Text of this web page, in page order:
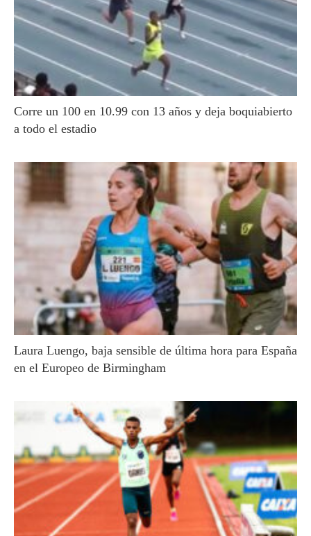
Corre un 100 en 10.99 con 13 años y deja boquiabierto
a todo el estadio
Laura Luengo, baja sensible de última hora para España
en el Europeo de Birmingham